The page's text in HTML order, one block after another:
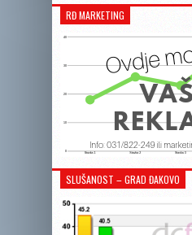
RĐ MARKETING
SLUŠANOST – GRAD ĐAKOVO